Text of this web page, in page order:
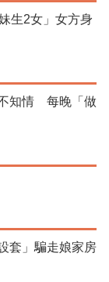
生2女」女方身
知情 每晚「做
套」騙走娘家房